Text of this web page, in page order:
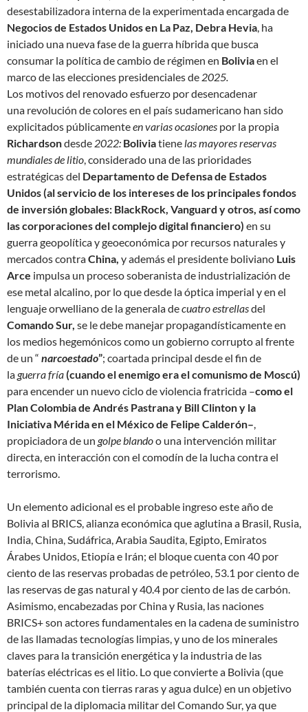
desestabilizadora interna de la experimentada encargada de
Negocios de Estados Unidos en La Paz, Debra Hevia, ha
iniciado una nueva fase de la guerra híbrida que busca
consumar la política decambio de régimen en Boliviaen el
marco de las elecciones presidenciales de 2025.
Los motivos del renovado esfuerzo por desencadenar
una revolución de coloresen el país sudamericano han sido
explicitados públicamenteen varias ocasiones por la propia
Richardsondesde 2022: Boliviatiene las mayores reservas
mundiales de litio, considerado una de las prioridades
estratégicas del Departamento de Defensa de Estados
Unidos (al servicio de los intereses de los principales fondos
de inversión globales: BlackRock, Vanguard y otros, así como
las corporaciones del complejo digital financiero) en su
guerra geopolítica y geoeconómica por recursos naturales y
mercados contraChina, y además el presidente boliviano Luis
Arce impulsa un proceso soberanista de industrialización de
ese metal alcalino, por lo que desde la óptica imperial y en el
lenguaje orwelliano de la generala decuatro estrellasdel
Comando Sur, se le debe manejar propagandísticamente en
los medios hegemónicos como un gobierno corruptoal frente
de un “ narcoestado”; coartada principal desde el fin de
la guerra fría(cuando el enemigo era elcomunismo de Moscú)
para encender un nuevo ciclo de violencia fratricida –como el
Plan Colombia de Andrés Pastrana y Bill Clinton y la
Iniciativa Mérida en el México de Felipe Calderón–,
propiciadora de un golpe blandoo una intervención militar
directa, en interacción con el comodín de la lucha contra el
terrorismo.
Un elemento adicional es el probable ingreso este año de
Bolivia al BRICS, alianza económica que aglutina a Brasil, Rusia,
India, China, Sudáfrica, Arabia Saudita, Egipto, Emiratos
Árabes Unidos, Etiopía e Irán; el bloque cuenta con 40 por
ciento de las reservas probadas de petróleo, 53.1 por ciento de
las reservas de gas natural y 40.4 por ciento de las de carbón.
Asimismo, encabezadas por China y Rusia, las naciones
BRICS+ son actores fundamentales en la cadena de suministro
de las llamadas tecnologías limpias, y uno de los minerales
claves para la transición energética y la industria de las
baterías eléctricas es el litio. Lo que convierte a Bolivia (que
también cuenta con tierras raras y agua dulce) en un objetivo
principal de ladiplomacia militardel Comando Sur, ya que